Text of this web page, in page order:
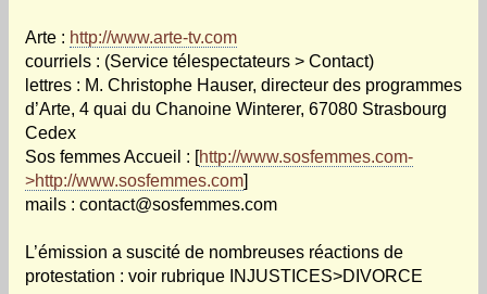
Arte : http://www.arte-tv.com
courriels : (Service télespectateurs > Contact)
lettres : M. Christophe Hauser, directeur des programmes
d’Arte, 4 quai du Chanoine Winterer, 67080 Strasbourg
Cedex
Sos femmes Accueil : [http://www.sosfemmes.com-
>http://www.sosfemmes.com]
mails : contact@sosfemmes.com
L’émission a suscité de nombreuses réactions de
protestation : voir rubrique INJUSTICES>DIVORCE